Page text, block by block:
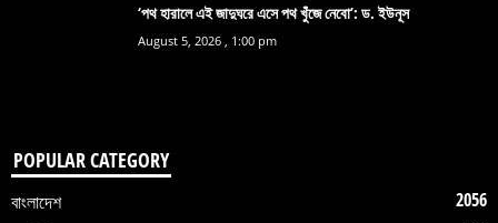
‘পথ হারালে এই জাদুঘরে এসে পথ খুঁজে নেবো’: ড. ইউনূস
August 5, 2026 , 1:00 pm
POPULAR CATEGORY
বাংলাদেশ
2056